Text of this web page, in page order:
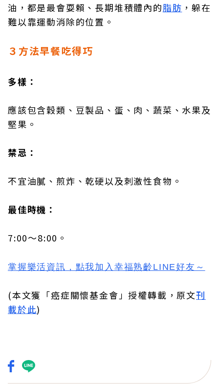
油，都是最會耍賴、長期堆積體內的脂肪 ，躲在
難以靠運動消除的位置。
３方法早餐吃得巧
多樣：
應該包含穀類、豆製品、蛋、肉、蔬菜、水果及
堅果。
禁忌：
不宜油膩、煎炸、乾硬以及刺激性食物。
最佳時機：
7:00～8:00。
掌握樂活資訊， 點我加入 幸福熟齡LINE好友 ～
(本文獲「癌症關懷基金會」授權轉載，原文刊
載於此)